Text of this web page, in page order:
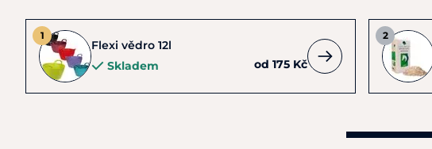
Flexi vědro 12l
Skladem
od 175 Kč